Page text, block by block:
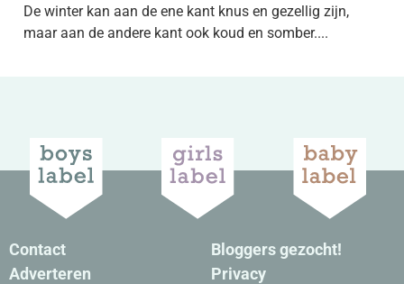
De winter kan aan de ene kant knus en gezellig zijn,
maar aan de andere kant ook koud en somber....
Contact
Adverteren
Bloggers gezocht!
Privacy